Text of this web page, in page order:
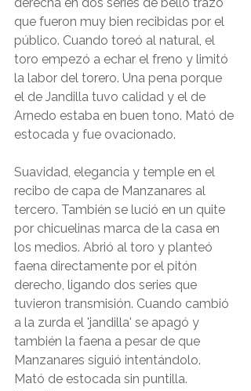
que fueron muy bien recibidas por el
público. Cuando toreó al natural, el
toro empezó a echar el freno y limitó
la labor del torero. Una pena porque
el de Jandilla tuvo calidad y el de
Arnedo estaba en buen tono. Mató de
estocada y fue ovacionado.
Suavidad, elegancia y temple en el
recibo de capa de Manzanares al
tercero. También se lució en un quite
por chicuelinas marca de la casa en
los medios. Abrió al toro y planteó
faena directamente por el pitón
derecho, ligando dos series que
tuvieron transmisión. Cuando cambió
a la zurda el 'jandilla' se apagó y
también la faena a pesar de que
Manzanares siguió intentándolo.
Mató de estocada sin puntilla.